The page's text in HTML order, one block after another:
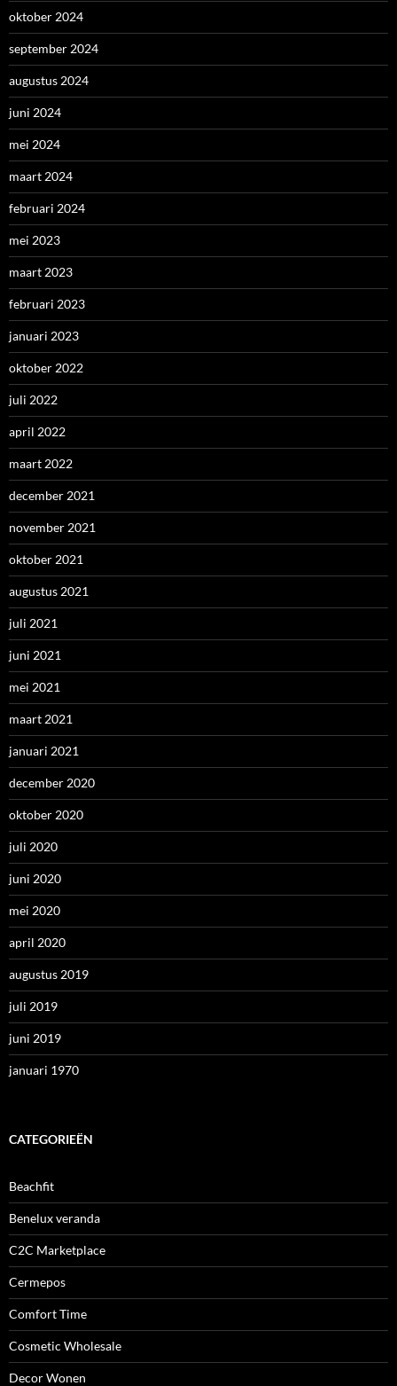
oktober 2024
september 2024
augustus 2024
juni 2024
mei 2024
maart 2024
februari 2024
mei 2023
maart 2023
februari 2023
januari 2023
oktober 2022
juli 2022
april 2022
maart 2022
december 2021
november 2021
oktober 2021
augustus 2021
juli 2021
juni 2021
mei 2021
maart 2021
januari 2021
december 2020
oktober 2020
juli 2020
juni 2020
mei 2020
april 2020
augustus 2019
juli 2019
juni 2019
januari 1970
CATEGORIEËN
Beachfit
Benelux veranda
C2C Marketplace
Cermepos
Comfort Time
Cosmetic Wholesale
Decor Wonen